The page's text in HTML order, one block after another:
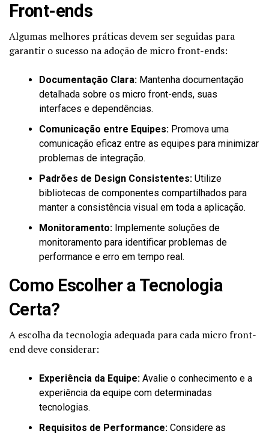
Front-ends
Algumas melhores práticas devem ser seguidas para
garantir o sucesso na adoção de micro front-ends:
Documentação Clara: Mantenha documentação
detalhada sobre os micro front-ends, suas
interfaces e dependências.
Comunicação entre Equipes: Promova uma
comunicação eficaz entre as equipes para minimizar
problemas de integração.
Padrões de Design Consistentes: Utilize
bibliotecas de componentes compartilhados para
manter a consistência visual em toda a aplicação.
Monitoramento: Implemente soluções de
monitoramento para identificar problemas de
performance e erro em tempo real.
Como Escolher a Tecnologia
Certa?
A escolha da tecnologia adequada para cada micro front-
end deve considerar:
Experiência da Equipe: Avalie o conhecimento e a
experiência da equipe com determinadas
tecnologias.
Requisitos de Performance: Considere as